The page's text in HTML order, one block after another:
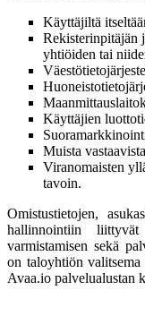
Käyttäjiltä
Rekisterinpitäjän
yhtiöiden tai
Käyttäjien
Muista
Viranomaisten
tavoin.
Omistustietojen,
hallinnointiin liittyvät
varmistamisen sekä
on taloyhtiön
Avaa.io palvelualustan